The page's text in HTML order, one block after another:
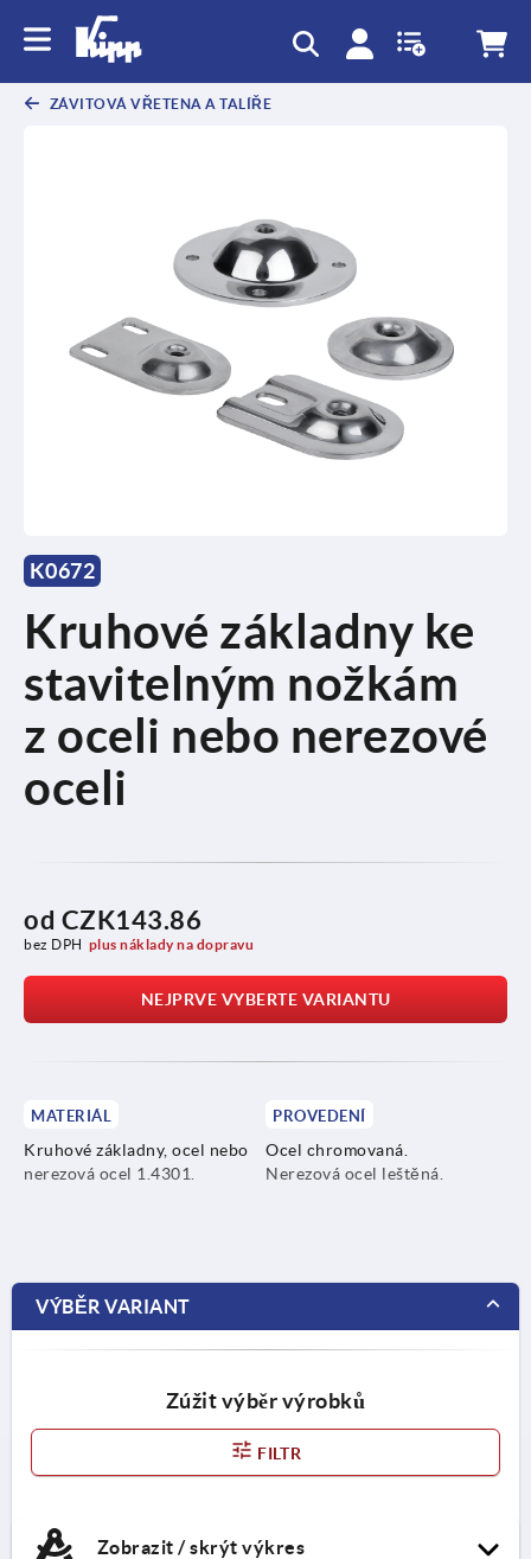
ZÁVITOVÁ VŘETENA A TALÍŘE
K0672
Kruhové základny ke
stavitelným nožkám
z oceli nebo nerezové
oceli
od CZK143.86
bez DPH plus náklady na dopravu
NEJPRVE VYBERTE VARIANTU
MATERIÁL
Kruhové základny, ocel nebo
nerezová ocel 1.4301.
PROVEDENÍ
Ocel chromovaná.
Nerezová ocel leštěná.
VÝBĚR VARIANT
Zúžit výběr výrobků
FILTR
Zobrazit / skrýt výkres